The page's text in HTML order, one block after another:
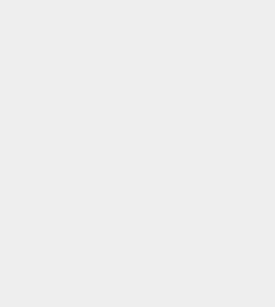
Man behöver prata
innan lektionen,
And please translate the